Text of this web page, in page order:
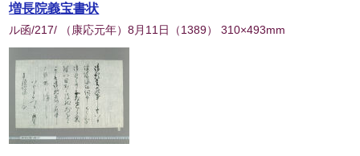
増長院義宝書状
ル函/217/ （康応元年）8月11日 （1389） 310×493mm